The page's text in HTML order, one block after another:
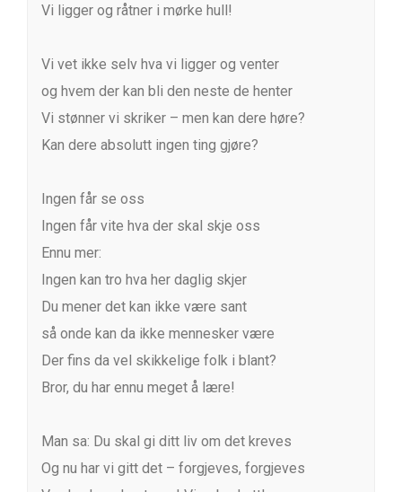
Vi ligger og råtner i mørke hull!
Vi vet ikke selv hva vi ligger og venter
og hvem der kan bli den neste de henter
Vi stønner vi skriker – men kan dere høre?
Kan dere absolutt ingen ting gjøre?
Ingen får se oss
Ingen får vite hva der skal skje oss
Ennu mer:
Ingen kan tro hva her daglig skjer
Du mener det kan ikke være sant
så onde kan da ikke mennesker være
Der fins da vel skikkelige folk i blant?
Bror, du har ennu meget å lære!
Man sa: Du skal gi ditt liv om det kreves
Og nu har vi gitt det – forgjeves, forgjeves